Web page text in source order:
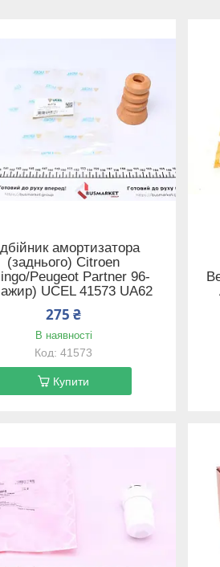
амортизатора
(заднього) Citroen
Peugeot Partner 96-
UCEL 41573 UA62
275 ₴
В наявності
41573
Купити